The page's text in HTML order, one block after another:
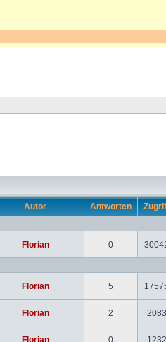
Autor Antworten
Florian 0
Florian 5
Florian 2
Florian 0